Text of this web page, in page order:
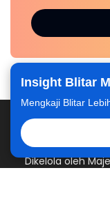
Insight Blitar
Mengkaji Blitar
Dikelola oleh